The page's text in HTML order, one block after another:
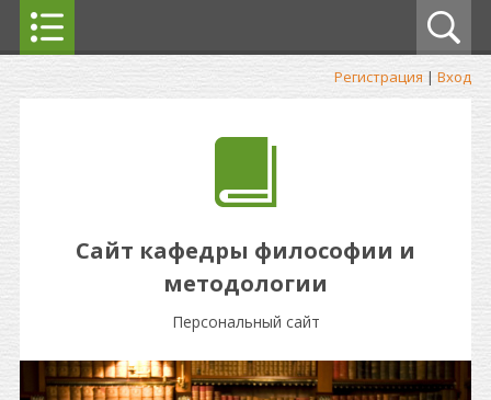
Регистрация | Вход
Сайт кафедры философии и
методологии
Персональный сайт